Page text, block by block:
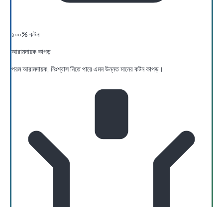
১০০% কটন
আরামদায়ক কাপড়
পরম আরামদায়ক, নিঃশ্বাস নিতে পারে এমন উন্নত মানের কটন কাপড়।